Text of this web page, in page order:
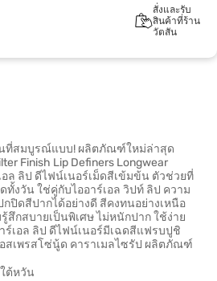
สั่งและรับ
สินค้าที่ร้าน
วัตสัน
นที่สมบูรณ์แบบ! ผลิตภัณฑ์ใหม่ล่าสุด
Finish Lip Definers Longwear
อล ลิป ดีไฟน์เนอร์เม็ดสีเข้มข้น ตัวช่วยที่
ทั้งวัน ใช่คู่กับไออาร์เอล วิปท์ ลิป ความ
ปิดสีปากได้อย่างดี สีคงทนอย่างเหนือ
กสบายเป็นพิเศษ ไม่หนักปาก ใช้ง่าย
ร์เอล ลิป ดีไฟน์เนอร์มีเฉดสีแฟรบปูชิ
สเพรสโซ่นู้ด คาราเมลไซรัป ผลิตภัณฑ์
ต้หวัน